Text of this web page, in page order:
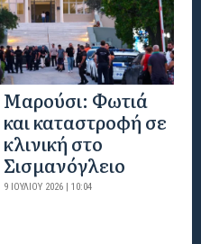
Μαρούσι: Φωτιά
και καταστροφή σε
κλινική στο
Σισμανόγλειο
9 ΙΟΥΛΊΟΥ 2026 | 10:04